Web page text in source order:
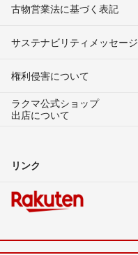
古物営業法に基づく表記
サステナビリティメッセージ
権利侵害について
ラクマ公式ショップ
出店について
リンク